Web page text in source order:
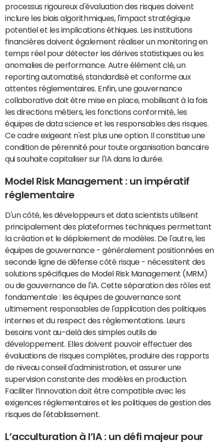
processus rigoureux d'évaluation des risques doivent
inclure les biais algorithmiques, l'impact stratégique
potentiel et les implications éthiques. Les institutions
financières doivent également réaliser un monitoring en
temps réel pour détecter les dérives statistiques ou les
anomalies de performance. Autre élément clé, un
reporting automatisé, standardisé et conforme aux
attentes réglementaires. Enfin, une gouvernance
collaborative doit être mise en place, mobilisant à la fois
les directions métiers, les fonctions conformité, les
équipes de data science et les responsables des risques.
Ce cadre exigeant n'est plus une option. Il constitue une
condition de pérennité pour toute organisation bancaire
qui souhaite capitaliser sur l'IA dans la durée.
Model Risk Management : un impératif
réglementaire
D'un côté, les développeurs et data scientists utilisent
principalement des plateformes techniques permettant
la création et le déploiement de modèles. De l'autre, les
équipes de gouvernance - généralement positionnées en
seconde ligne de défense côté risque - nécessitent des
solutions spécifiques de Model Risk Management (MRM)
ou de gouvernance de l'IA. Cette séparation des rôles est
fondamentale : les équipes de gouvernance sont
ultimement responsables de l'application des politiques
internes et du respect des réglementations. Leurs
besoins vont au-delà des simples outils de
développement. Elles doivent pouvoir effectuer des
évaluations de risques complètes, produire des rapports
de niveau conseil d'administration, et assurer une
supervision constante des modèles en production.
Faciliter l’innovation doit être compatible avec les
exigences réglementaires et les politiques de gestion des
risques de l'établissement.
L’acculturation à l’IA : un défi majeur pour